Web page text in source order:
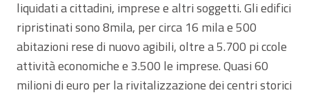
liquidati a cittadini, imprese e altri soggetti. Gli edifici
ripristinati sono 8mila, per circa 16 mila e 500
abitazioni rese di nuovo agibili, oltre a 5.700 pi ccole
attività economiche e 3.500 le imprese. Quasi 60
milioni di euro per la rivitalizzazione dei centri storici